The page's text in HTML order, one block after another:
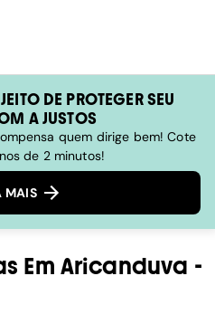
DE PROTEGER SEU
A JUSTOS
quem dirige bem! Cote
de 2 minutos!
MAIS
Em Aricanduva -